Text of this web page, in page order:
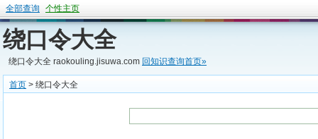
全部查询 个性主页
绕口令大全
绕口令大全 raokouling.jisuwa.com 回知识查询首页»
首页 > 绕口令大全